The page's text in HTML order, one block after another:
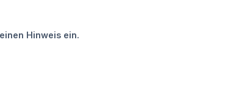
Hinweis ein.